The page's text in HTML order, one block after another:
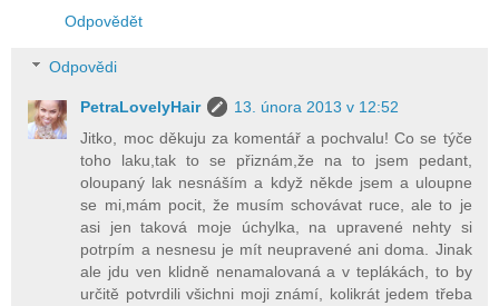
Odpovědět
Odpovědi
PetraLovelyHair
13. února 2013 v 12:52
Jitko, moc děkuju za komentář a pochvalu! Co se týče
toho laku,tak to se přiznám,že na to jsem pedant,
oloupaný lak nesnáším a když někde jsem a uloupne
se mi,mám pocit, že musím schovávat ruce, ale to je
asi jen taková moje úchylka, na upravené nehty si
potrpím a nesnesu je mít neupravené ani doma. Jinak
ale jdu ven klidně nenamalovaná a v teplákách, to by
určitě potvrdili všichni moji známí, kolikrát jedem třeba